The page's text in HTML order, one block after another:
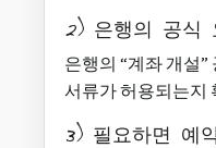
2) 은행의 공식
은행의 “계좌 개설
서류가 허용되는지
3) 필요하면 예